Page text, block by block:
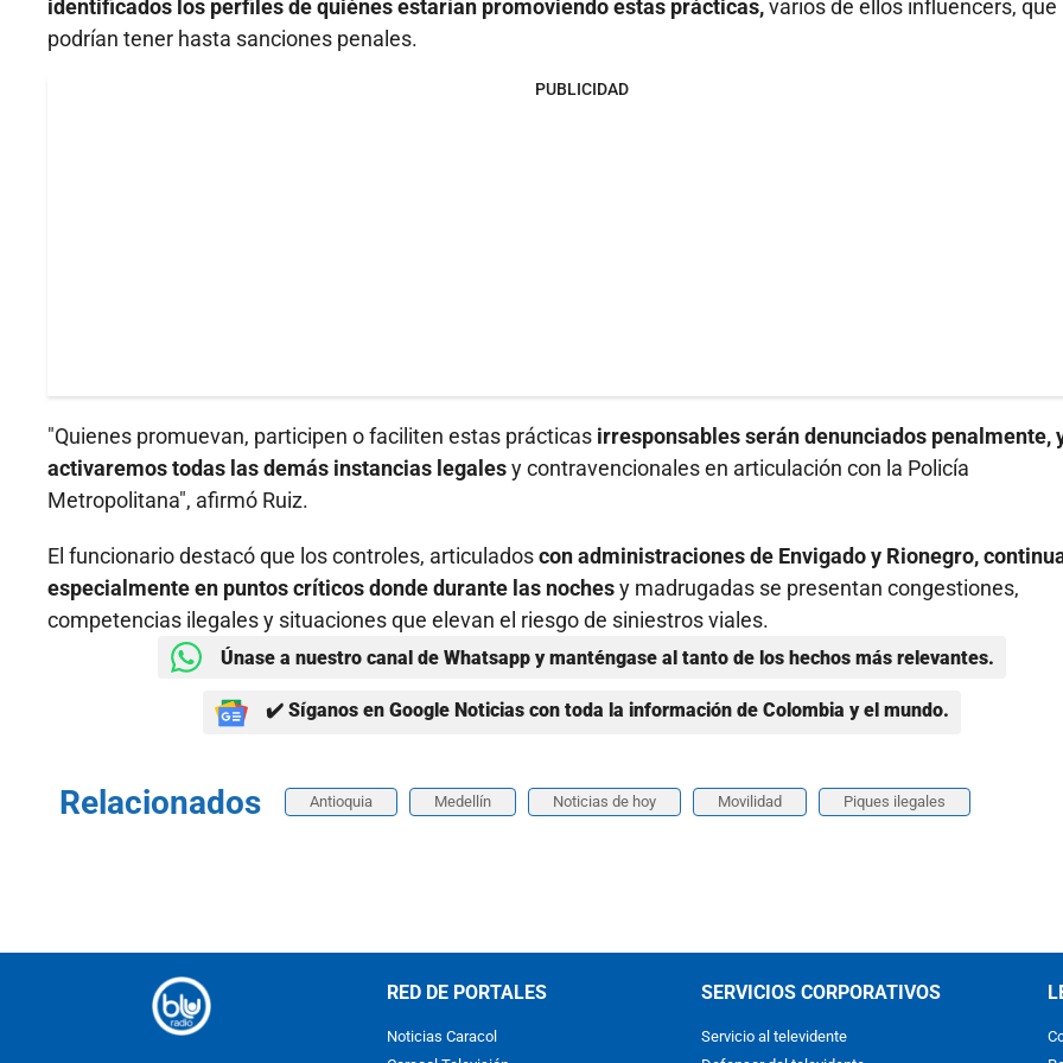
identificados los perfiles de quiénes estarían promoviendo estas prácticas,varios de ellos influencers, que
podrían tener hasta sanciones penales.
PUBLICIDAD
"Quienes promuevan, participen o faciliten estas prácticas irresponsables serán denunciados penalmente,
activaremos todas las demás instancias legalesy contravencionales en articulación con la Policía
Metropolitana", afirmó Ruiz.
El funcionario destacó que los controles, articuladoscon administraciones de Envigado y Rionegro,
especialmente en puntos críticos donde durante las nochesy madrugadas se presentan congestiones,
competencias ilegales y situaciones que elevan el riesgo de siniestros viales.
Únase a nuestro canal de Whatsapp y manténgase al tanto de los hechos más relevantes.
✔️ Síganos en Google Noticias con toda la información de Colombia y el mundo.
Relacionados Antioquia Medellín Noticias de hoy Movilidad Piques ilegales
RED DE PORTALES
Noticias Caracol
SERVICIOS CORPORATIVOS
Servicio al televidente